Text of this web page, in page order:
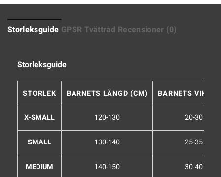
Storleksguide GPSR Tvättråd Recensioner (0)
Storleksguide
STORLEK BARNETS LÄNGD (CM) BARNETS VIKT
X-SMALL 120-130 20-30
SMALL 130-140 25-35
MEDIUM 140-150 30-40